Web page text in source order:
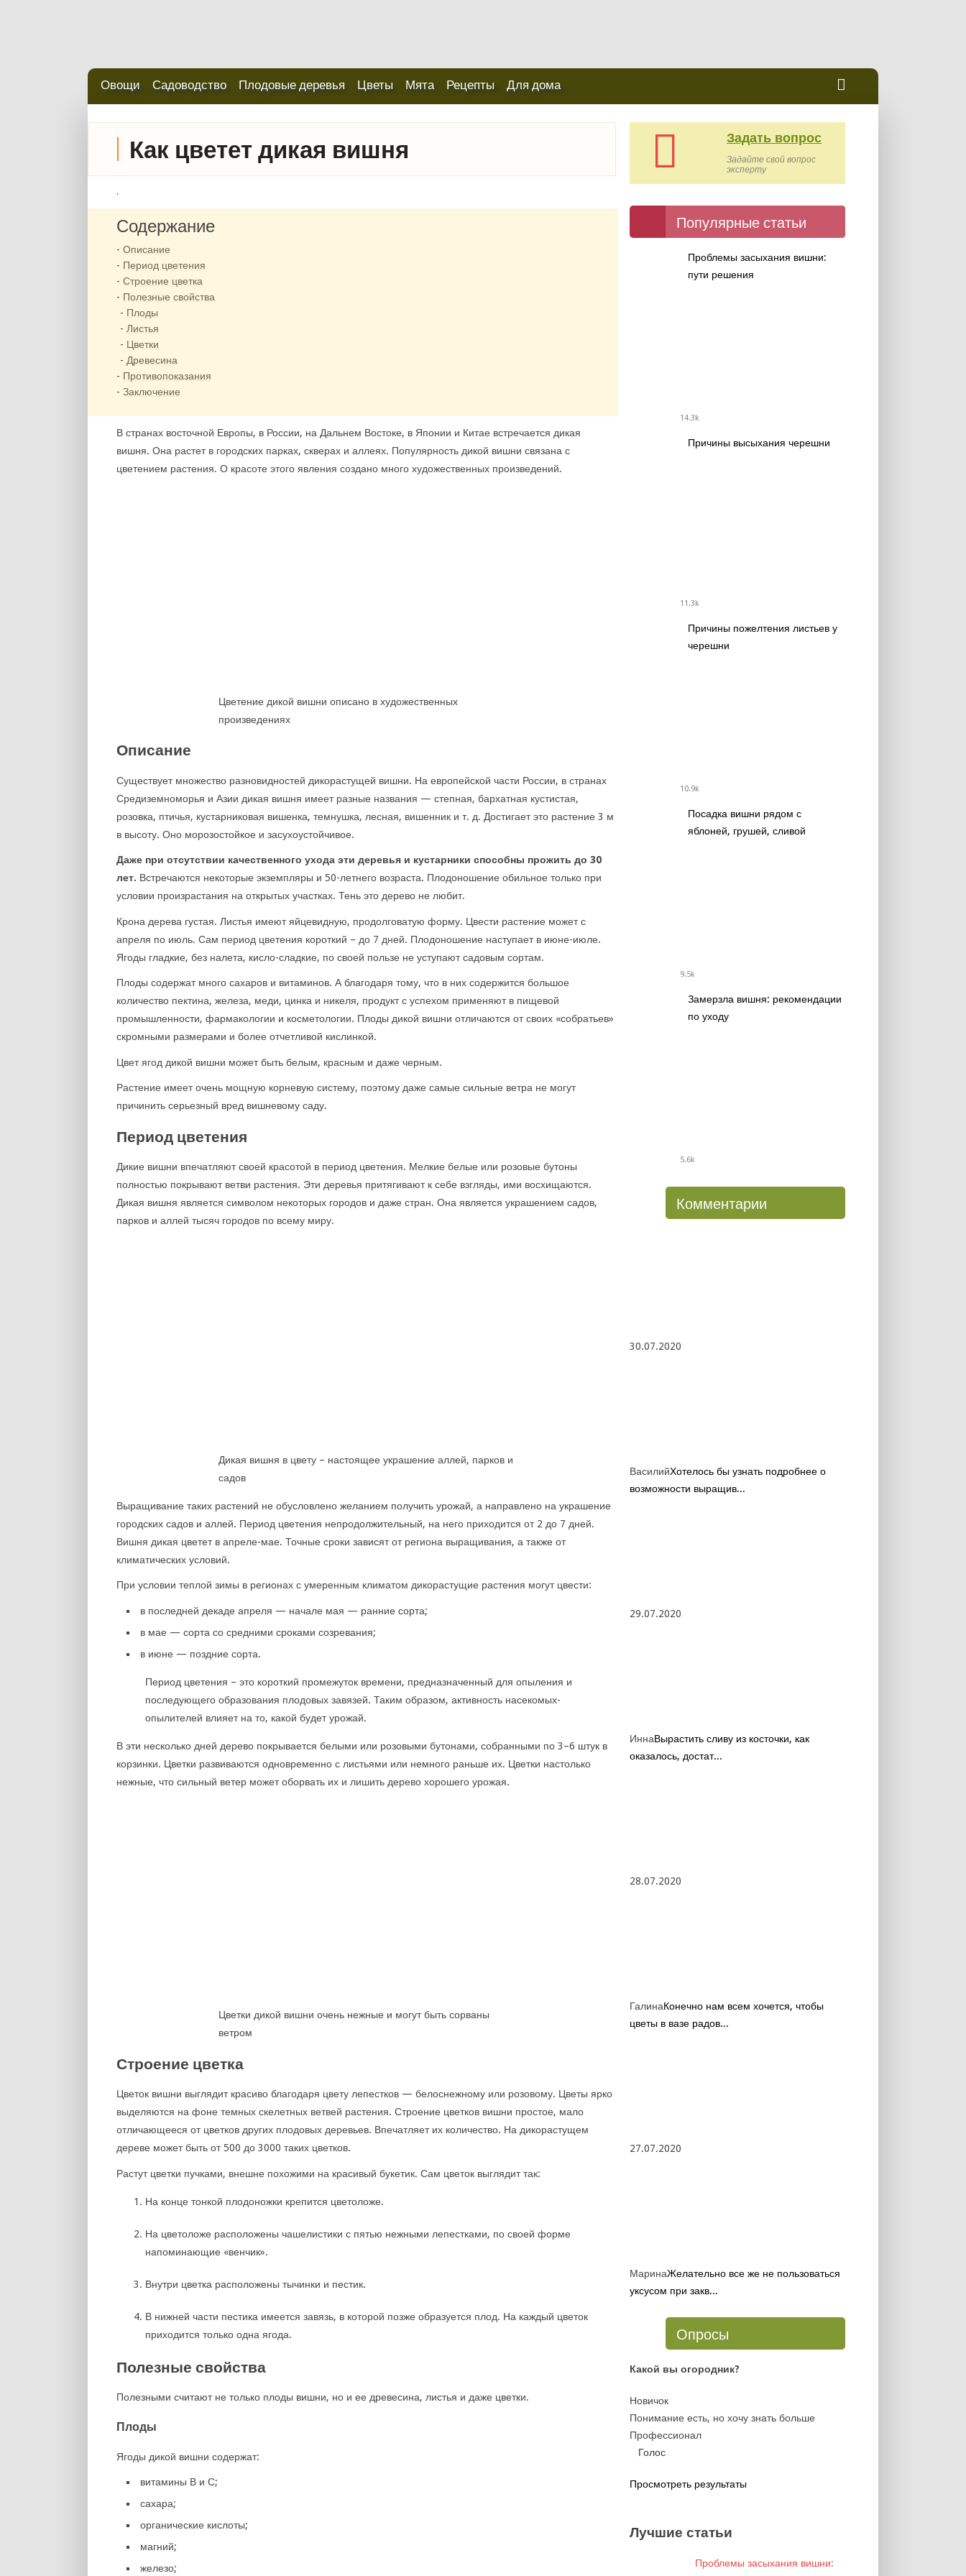
Овощи Садоводство Плодовые деревья Цветы Мята Рецепты Для дома
Как цветет дикая вишня
.
Содержание
Описание
Период цветения
Строение цветка
Полезные свойства
Плоды
Листья
Цветки
Древесина
Противопоказания
Заключение
В странах восточной Европы, в России, на Дальнем Востоке, в Японии и Китае встречается дикая
вишня. Она растет в городских парках, скверах и аллеях. Популярность дикой вишни связана с
цветением растения. О красоте этого явления создано много художественных произведений.
Цветение дикой вишни описано в художественных
произведениях
Описание
Существует множество разновидностей дикорастущей вишни. На европейской части России, в странах
Средиземноморья и Азии дикая вишня имеет разные названия — степная, бархатная кустистая,
розовка, птичья, кустарниковая вишенка, темнушка, лесная, вишенник и т. д. Достигает это растение 3 м
в высоту. Оно морозостойкое и засухоустойчивое.
Даже при отсутствии качественного ухода эти деревья и кустарники способны прожить до 30
лет. Встречаются некоторые экземпляры и 50-летнего возраста. Плодоношение обильное только при
условии произрастания на открытых участках. Тень это дерево не любит.
Крона дерева густая. Листья имеют яйцевидную, продолговатую форму. Цвести растение может с
апреля по июль. Сам период цветения короткий – до 7 дней. Плодоношение наступает в июне-июле.
Ягоды гладкие, без налета, кисло-сладкие, по своей пользе не уступают садовым сортам.
Плоды содержат много сахаров и витаминов. А благодаря тому, что в них содержится большое
количество пектина, железа, меди, цинка и никеля, продукт с успехом применяют в пищевой
промышленности, фармакологии и косметологии. Плоды дикой вишни отличаются от своих «собратьев»
скромными размерами и более отчетливой кислинкой.
Цвет ягод дикой вишни может быть белым, красным и даже черным.
Растение имеет очень мощную корневую систему, поэтому даже самые сильные ветра не могут
причинить серьезный вред вишневому саду.
Период цветения
Дикие вишни впечатляют своей красотой в период цветения. Мелкие белые или розовые бутоны
полностью покрывают ветви растения. Эти деревья притягивают к себе взгляды, ими восхищаются.
Дикая вишня является символом некоторых городов и даже стран. Она является украшением садов,
парков и аллей тысяч городов по всему миру.
Дикая вишня в цвету – настоящее украшение аллей, парков и
садов
Выращивание таких растений не обусловлено желанием получить урожай, а направлено на украшение
городских садов и аллей. Период цветения непродолжительный, на него приходится от 2 до 7 дней.
Вишня дикая цветет в апреле-мае. Точные сроки зависят от региона выращивания, а также от
климатических условий.
При условии теплой зимы в регионах с умеренным климатом дикорастущие растения могут цвести:
в последней декаде апреля — начале мая — ранние сорта;
в мае — сорта со средними сроками созревания;
в июне — поздние сорта.
Период цветения – это короткий промежуток времени, предназначенный для опыления и
последующего образования плодовых завязей. Таким образом, активность насекомых-
опылителей влияет на то, какой будет урожай.
В эти несколько дней дерево покрывается белыми или розовыми бутонами, собранными по 3–6 штук в
корзинки. Цветки развиваются одновременно с листьями или немного раньше их. Цветки настолько
нежные, что сильный ветер может оборвать их и лишить дерево хорошего урожая.
Цветки дикой вишни очень нежные и могут быть сорваны
ветром
Строение цветка
Цветок вишни выглядит красиво благодаря цвету лепестков — белоснежному или розовому. Цветы ярко
выделяются на фоне темных скелетных ветвей растения. Строение цветков вишни простое, мало
отличающееся от цветков других плодовых деревьев. Впечатляет их количество. На дикорастущем
дереве может быть от 500 до 3000 таких цветков.
Растут цветки пучками, внешне похожими на красивый букетик. Сам цветок выглядит так:
На конце тонкой плодоножки крепится цветоложе.
На цветоложе расположены чашелистики с пятью нежными лепестками, по своей форме
напоминающие «венчик».
Внутри цветка расположены тычинки и пестик.
В нижней части пестика имеется завязь, в которой позже образуется плод. На каждый цветок
приходится только одна ягода.
Полезные свойства
Полезными считают не только плоды вишни, но и ее древесина, листья и даже цветки.
Плоды
Ягоды дикой вишни содержат:
витамины В и С;
сахара;
органические кислоты;
магний;
железо;
Задать вопрос
Задайте свой вопрос
эксперту
Популярные статьи
Проблемы засыхания вишни:
пути решения
14.3k
Причины высыхания черешни
11.3k
Причины пожелтения листьев у
черешни
10.9k
Посадка вишни рядом с
яблоней, грушей, сливой
9.5k
Замерзла вишня: рекомендации
по уходу
5.6k
Комментарии
30.07.2020
ВасилийХотелось бы узнать подробнее о
возможности выращив...
29.07.2020
ИннаВырастить сливу из косточки, как
оказалось, достат...
28.07.2020
ГалинаКонечно нам всем хочется, чтобы
цветы в вазе радов...
27.07.2020
МаринаЖелательно все же не пользоваться
уксусом при закв...
Опросы
Какой вы огородник?
Новичок
Понимание есть, но хочу знать больше
Профессионал
Просмотреть результаты
Лучшие статьи
Проблемы засыхания вишни: